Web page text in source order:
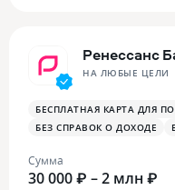
Ренессанс
НА ЛЮБЫЕ ЦЕЛИ
БЕСПЛАТНАЯ КАРТА ДЛЯ
БЕЗ СПРАВОК О ДОХОДЕ
Сумма
30 000 ₽ – 2 млн ₽